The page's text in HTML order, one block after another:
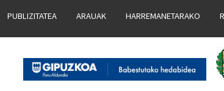
PUBLIZITATEA ARAUAK HARREMANETARAKO